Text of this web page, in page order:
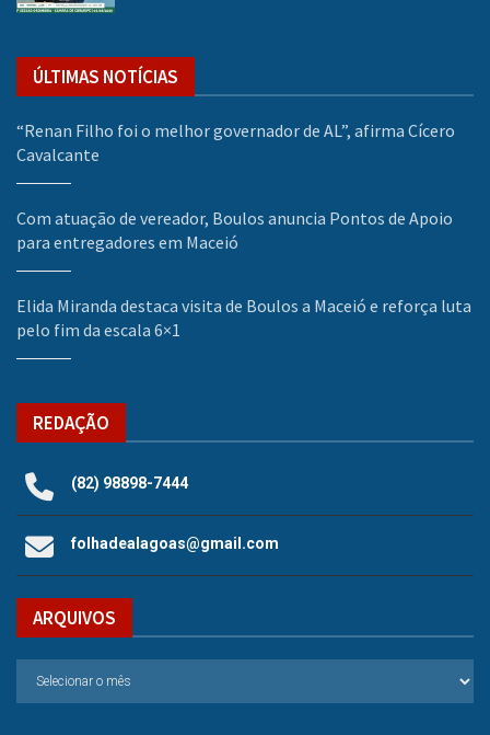
ÚLTIMAS NOTÍCIAS
“Renan Filho foi o melhor governador de AL”, afirma Cícero
Cavalcante
Com atuação de vereador, Boulos anuncia Pontos de Apoio
para entregadores em Maceió
Elida Miranda destaca visita de Boulos a Maceió e reforça luta
pelo fim da escala 6×1
REDAÇÃO
(82) 98898-7444
folhadealagoas@gmail.com
ARQUIVOS